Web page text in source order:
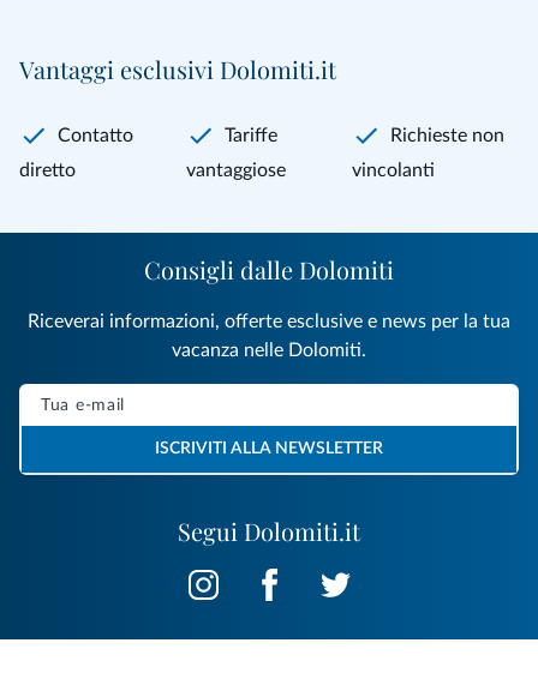
Vantaggi esclusivi Dolomiti.it
Contatto
diretto
Tariffe
vantaggiose
Richieste non
vincolanti
Segui Dolomiti.it
Consigli dalle Dolomiti
Riceverai informazioni, offerte esclusive e news per la tua
vacanza nelle Dolomiti.
ISCRIVITI ALLA NEWSLETTER